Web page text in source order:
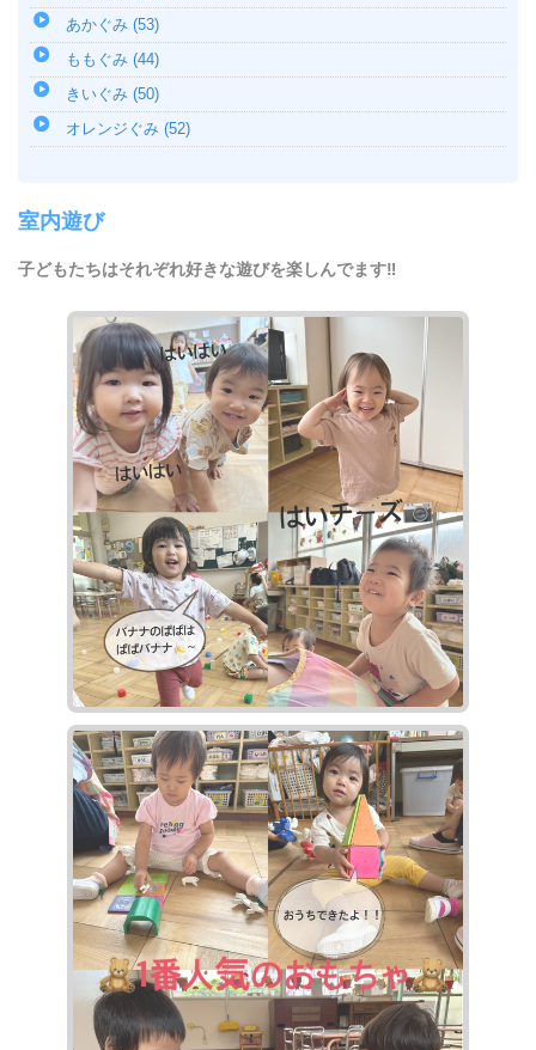
あかぐみ (53)
ももぐみ (44)
きいぐみ (50)
オレンジぐみ (52)
室内遊び
子どもたちはそれぞれ好きな遊びを楽しんでます‼︎